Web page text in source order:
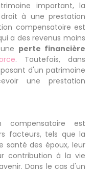
important, la
à une prestation
compensatoire est
a des revenus moins
perte financière
. Toutefois, dans
d'un patrimoine
une prestation
est
facteurs, tels que la
santé des époux, leur
contribution à la vie
Dans le cas d'un